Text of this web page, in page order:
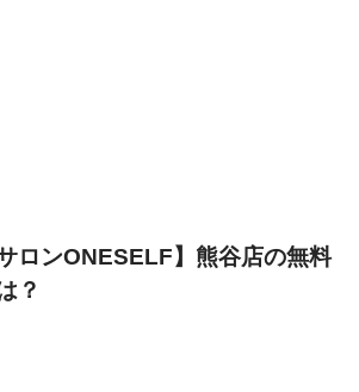
ロンONESELF】熊谷店の無料
？